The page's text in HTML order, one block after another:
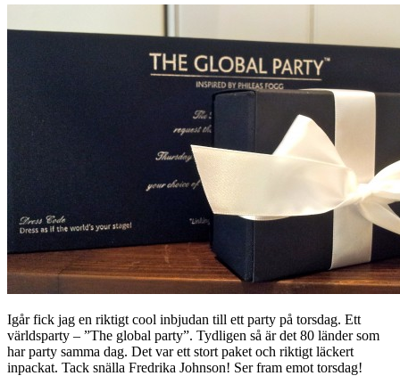
Igår fick jag en riktigt cool inbjudan till ett party på torsdag. Ett
världsparty – ”The global party”. Tydligen så är det 80 länder som
har party samma dag. Det var ett stort paket och riktigt läckert
inpackat. Tack snälla Fredrika Johnson! Ser fram emot torsdag!